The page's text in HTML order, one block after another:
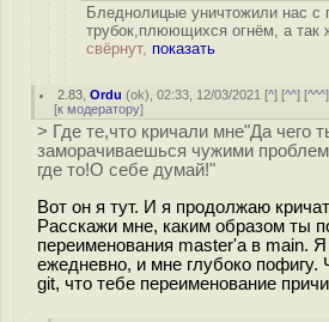
Бледнолицые уничтожили нас
трубок,плюющихся огнём, а так
свёрнут, показать
2.83 ,Ordu (ok), 02:33, 12/03/2021 [^] [^^] [^^^
[к модератору]
> Где те,что кричали мне"Да чего
заморачиваешься чужими
где то!О себе думай!"
Вот он я тут. И я продолжаю
Расскажи мне, каким образом ты
переименования master'а в main.
ежедневно, и мне глубоко пофигу.
git, что тебе переименование